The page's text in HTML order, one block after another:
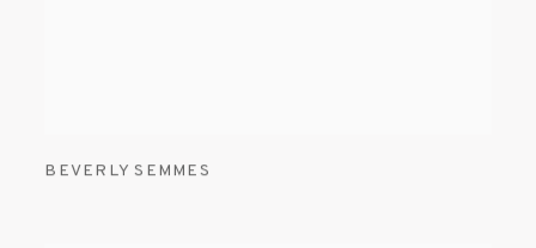
BEVERLY SEMMES